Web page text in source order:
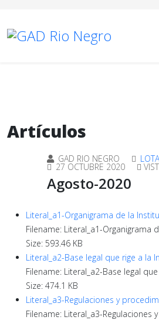
Artículos
GAD RIO NEGRO
27 OCTUBRE 2020
Agosto-2020
Literal_a1-Organigrama de la
Filename: Literal_a1-Organigrama
Size: 593.46 KB
Literal_a2-Base legal que rige a la
Filename: Literal_a2-Base legal
Size: 474.1 KB
Literal_a3-Regulaciones y
Filename: Literal_a3-Regulaciones